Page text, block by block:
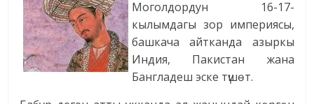
Моголдордун 16-17-
кылымдагы зор империясы,
башкача айтканда азыркы
Индия, Пакистан жана
Бангладеш эске түшөт.